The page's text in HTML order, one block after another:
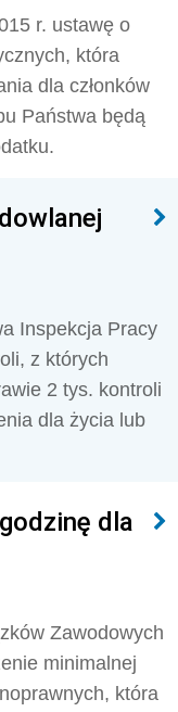
r. ustawę o
która
dla członków
Państwa będą
Inspekcja Pracy
z których
2 tys. kontroli
dla życia lub
dla
Zawodowych
minimalnej
która